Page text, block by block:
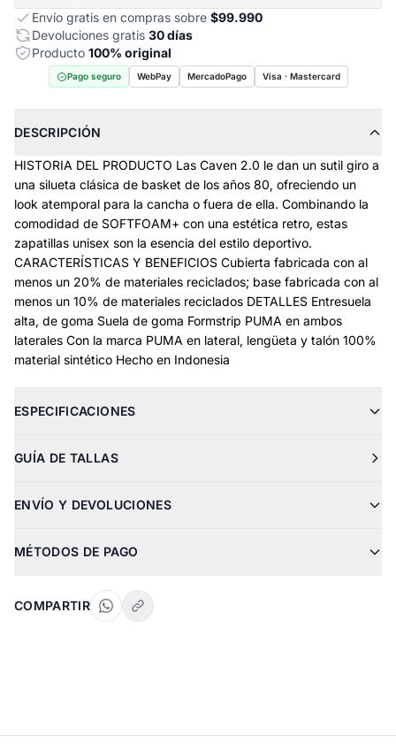
Envío gratis en compras sobre $99.990
Devoluciones gratis 30 días
Producto 100% original
Pago seguro WebPay MercadoPago Visa · Mastercard
DESCRIPCIÓN
HISTORIA DEL PRODUCTO Las Caven 2.0 le dan un sutil giro a
una silueta clásica de basket de los años 80, ofreciendo un
look atemporal para la cancha o fuera de ella. Combinando la
comodidad de SOFTFOAM+ con una estética retro, estas
zapatillas unisex son la esencia del estilo deportivo.
CARACTERÍSTICAS Y BENEFICIOS Cubierta fabricada con al
menos un 20% de materiales reciclados; base fabricada con al
menos un 10% de materiales reciclados DETALLES Entresuela
alta, de goma Suela de goma Formstrip PUMA en ambos
laterales Con la marca PUMA en lateral, lengüeta y talón 100%
material sintético Hecho en Indonesia
ESPECIFICACIONES
GUÍA DE TALLAS
ENVÍO Y DEVOLUCIONES
MÉTODOS DE PAGO
COMPARTIR